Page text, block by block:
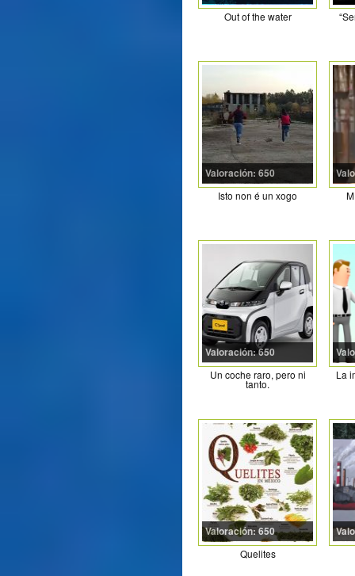
Out of the water
Valoración: 650
Isto non é un xogo
Valoración: 650
Un coche raro, pero ni
tanto.
La
Valoración: 650
Quelites